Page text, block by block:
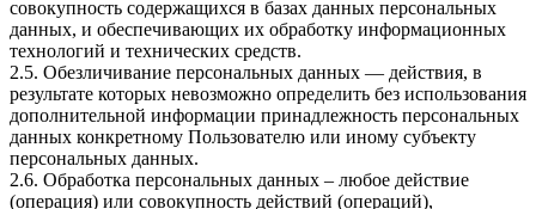
совокупность содержащихся в базах данных персональных
данных, и обеспечивающих их обработку информационных
технологий и технических средств.
2.5. Обезличивание персональных данных — действия, в
результате которых невозможно определить без использования
дополнительной информации принадлежность персональных
данных конкретному Пользователю или иному субъекту
персональных данных.
2.6. Обработка персональных данных – любое действие
(операция) или совокупность действий (операций),